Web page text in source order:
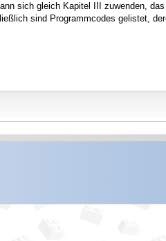
sich gleich Kapitel III zuwenden,
sind Programmcodes gelistet,